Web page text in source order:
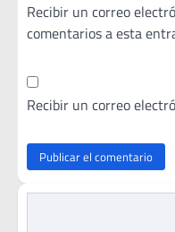
Recibir un correo
comentarios a esta
Recibir un correo